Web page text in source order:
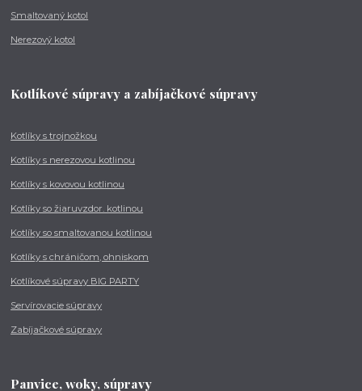
Smaltovaný kotol
Nerezový kotol
Kotlíkové súpravy a zabíjačkové súpravy
Kotlíky s trojnožkou
Kotlíky s nerezovou kotlinou
Kotlíky s kovovou kotlinou
Kotlíky so žiaruvzdor. kotlinou
Kotlíky so smaltovanou kotlinou
Kotlíky s chráničom, ohniskom
Kotlíkové súpravy BIG PARTY
Servírovacie súpravy
Zabíjačkové súpravy
Panvice, woky, súpravy